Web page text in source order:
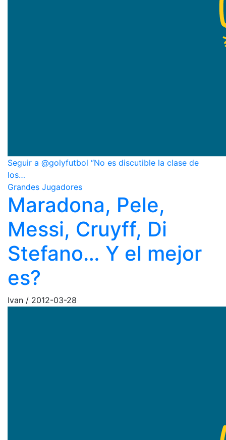
Seguir a @golyfutbol “No es discutible la clase de
los…
Grandes Jugadores
Maradona, Pele,
Messi, Cruyff, Di
Stefano… Y el mejor
es?
Ivan / 2012-03-28